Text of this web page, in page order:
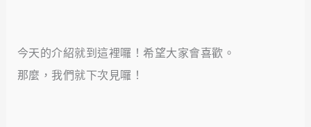
今天的介紹就到這裡囉！希望大家會喜歡。
那麼，我們就下次見囉！